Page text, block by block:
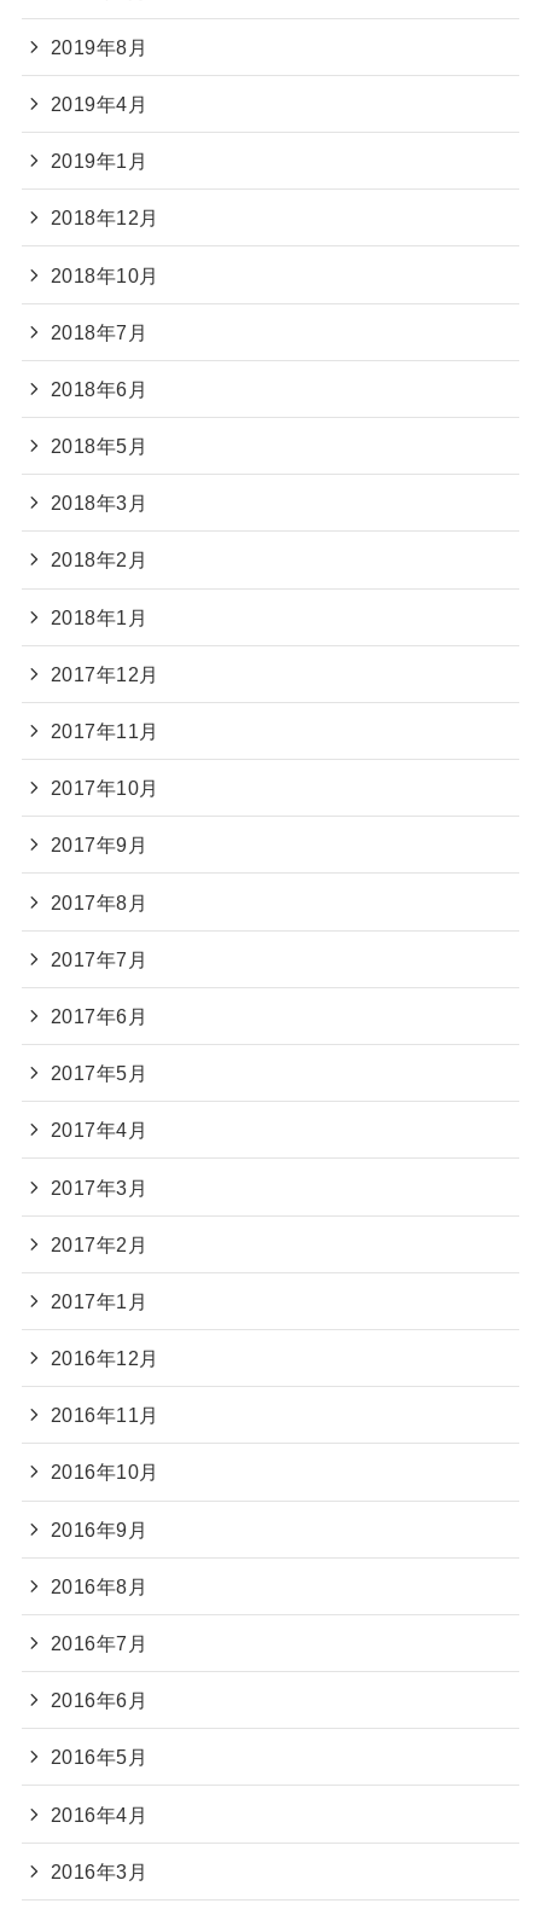
2019年8月
2019年4月
2019年1月
2018年12月
2018年10月
2018年7月
2018年6月
2018年5月
2018年3月
2018年2月
2018年1月
2017年12月
2017年11月
2017年10月
2017年9月
2017年8月
2017年7月
2017年6月
2017年5月
2017年4月
2017年3月
2017年2月
2017年1月
2016年12月
2016年11月
2016年10月
2016年9月
2016年8月
2016年7月
2016年6月
2016年5月
2016年4月
2016年3月